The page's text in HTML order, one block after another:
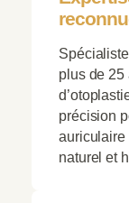
plus de 25
précision
auriculaire
naturel et